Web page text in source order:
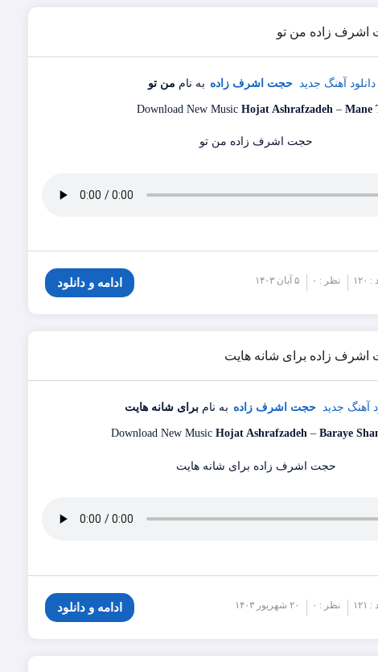
اشرف زاده من تو
دانلود آهنگ جدید حجت اشرف زاده به نام من تو
Download New MusicHojat Ashrafzadeh –Mane
نظر : ۰ ۵ آبان ۱۴۰۳ ادامه و دانلود
اشرف زاده برای شانه هایت
آهنگ جدید حجت اشرف زاده به نامبرای شانه هایت
Download New MusicHojat Ashrafzadeh –Baraye
نظر : ۰ ۲۰ شهریور ۱۴۰۳ ادامه و دانلود